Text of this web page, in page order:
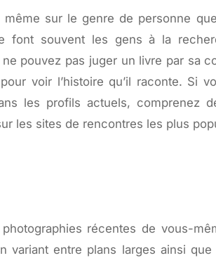
même sur le genre de personne
font souvent les gens à la
pouvez pas juger un livre par sa
voir l’histoire qu’il raconte. Si
les profils actuels, comprenez
les sites de rencontres les plus
récentes de vous-
variant entre plans larges ainsi